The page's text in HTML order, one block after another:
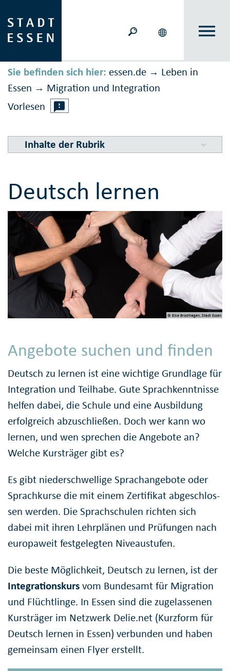
Sie befinden sich hier: essen.de → Leben in
Essen → Migration und Inte­gration
Vorlesen
Inhalte der Rubrik
Deutsch lernen
© Elke Brochhagen, Stadt Essen
Angebote suchen und finden
Deutsch zu lernen ist eine wichtige Grundlage für
Integration und Teilhabe. Gute Sprach­kennt­nisse
helfen dabei, die Schule und eine Ausbildung
erfolgreich abzu­schließen. Doch wer kann wo
lernen, und wen sprechen die Angebote an?
Welche Kursträger gibt es?
Es gibt nieder­schwellige Sprach­angebote oder
Sprach­kurse die mit einem Zertifikat abge­schlos­
sen werden. Die Sprach­schulen richten sich
dabei mit ihren Lehrplänen und Prüfungen nach
europaweit festgelegten Niveau­stufen.
Die beste Möglichkeit, Deutsch zu lernen, ist der
Integrationskursvom Bundesamt für Migration
und Flüchtlinge. In Essen sind die zugelassenen
Kursträger im Netzwerk Delie.net (Kurzform für
Deutsch lernen in Essen) verbunden und haben
gemeinsam einen Flyer erstellt.